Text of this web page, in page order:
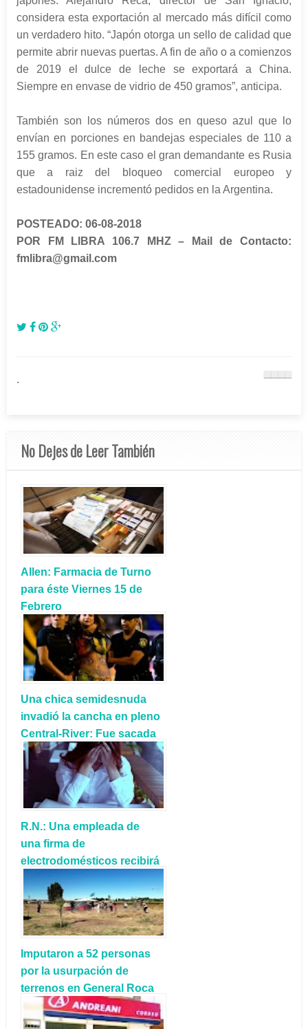
considera esta exportación al mercado más difícil como
un verdadero hito. “Japón otorga un sello de calidad que
permite abrir nuevas puertas. A fin de año o a comienzos
de 2019 el dulce de leche se exportará a China.
Siempre en envase de vidrio de 450 gramos”, anticipa.
También son los números dos en queso azul que lo
envían en porciones en bandejas especiales de 110 a
155 gramos. En este caso el gran demandante es Rusia
que a raiz del bloqueo comercial europeo y
estadounidense incrementó pedidos en la Argentina.
POSTEADO: 06-08-2018
POR FM LIBRA 106.7 MHZ – Mail de Contacto:
fmlibra@gmail.com
.
No Dejes de Leer También
Allen: Farmacia de Turno
para éste Viernes 15 de
Febrero
Una chica semidesnuda
invadió la cancha en pleno
Central-River: Fue sacada
por mujeres policías
R.N.: Una empleada de
una firma de
electrodomésticos recibirá
más de $1.400.000 por
‘daño moral’
Imputaron a 52 personas
por la usurpación de
terrenos en General Roca